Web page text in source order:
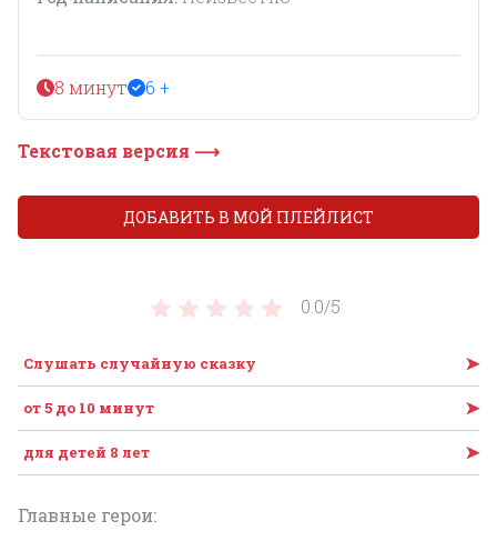
8 минут 6 +
Текстовая версия ⟶
0.0/5
Слушать случайную сказку ➤
от 5 до 10 минут ➤
для детей 8 лет ➤
Главные герои:
ДОБАВИТЬ В МОЙ ПЛЕЙЛИСТ